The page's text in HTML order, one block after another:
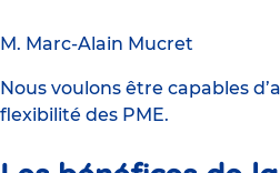
M. Marc-Alain Mucret
Nous voulons être capables
flexibilité des PME.